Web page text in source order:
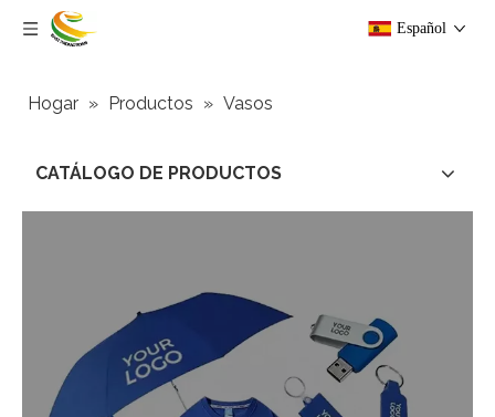
Español
Hogar » Productos » Vasos
CATÁLOGO DE PRODUCTOS